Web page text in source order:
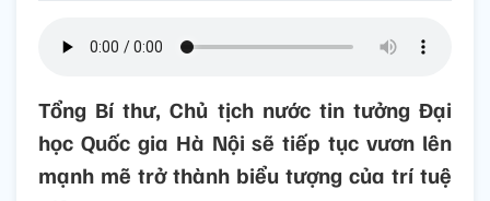
Tổng Bí thư, Chủ tịch nước tin tưởng Đại
học Quốc gia Hà Nội sẽ tiếp tục vươn lên
mạnh mẽ trở thành biểu tượng của trí tuệ